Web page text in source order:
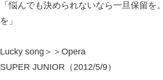
「悩んでも決められないなら一旦保留
を」
Lucky song＞＞Opera
SUPER JUNIOR（2012/5/9）